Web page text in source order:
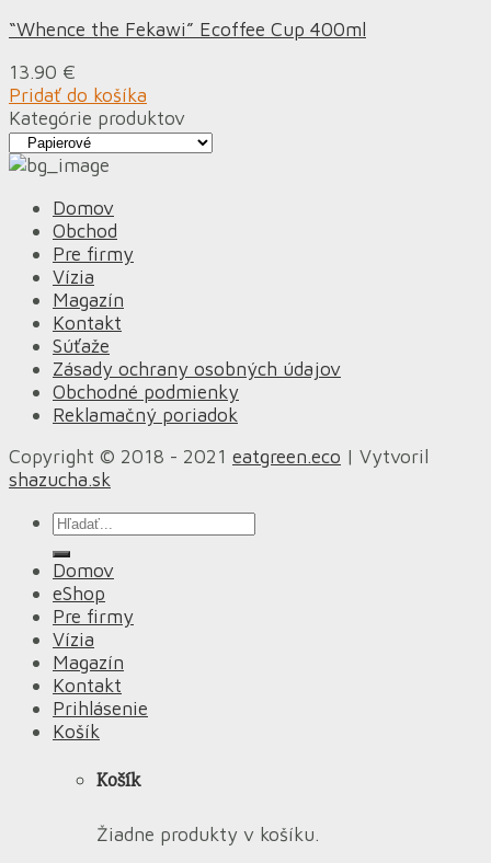
“Whence the Fekawi” Ecoffee Cup 400ml
13.90 €
Pridať do košíka
Kategórie produktov
Domov
Obchod
Pre firmy
Vízia
Magazín
Kontakt
Súťaže
Zásady ochrany osobných údajov
Obchodné podmienky
Reklamačný poriadok
Copyright © 2018 - 2021 eatgreen.eco | Vytvoril
shazucha.sk
Hľadať:
Domov
eShop
Pre firmy
Vízia
Magazín
Kontakt
Prihlásenie
Košík
Košík
Žiadne produkty v košíku.